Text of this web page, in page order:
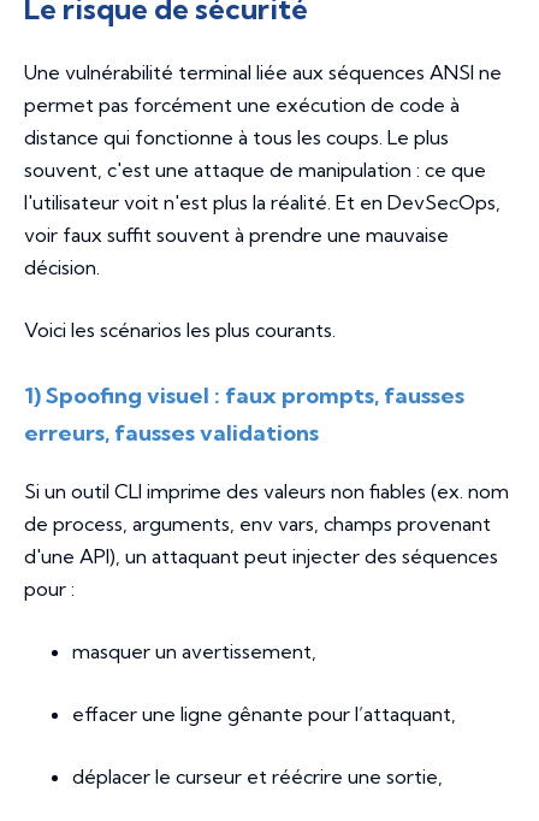
Le risque de sécurité
Une vulnérabilité terminal liée aux séquences ANSI ne
permet pas forcément une exécution de code à
distance qui fonctionne à tous les coups. Le plus
souvent, c'est une attaque de manipulation : ce que
l'utilisateur voit n'est plus la réalité. Et en DevSecOps,
voir faux suffit souvent à prendre une mauvaise
décision.
Voici les scénarios les plus courants.
1) Spoofing visuel : faux prompts, fausses
erreurs, fausses validations
Si un outil CLI imprime des valeurs non fiables (ex. nom
de process, arguments, env vars, champs provenant
d'une API), un attaquant peut injecter des séquences
pour :
masquer un avertissement,
effacer une ligne gênante pour l’attaquant,
déplacer le curseur et réécrire une sortie,